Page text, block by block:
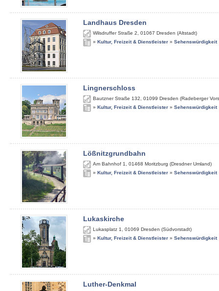
Landhaus Dresden
Wilsdruffer Straße 2 01067 Dresden (Altstadt)
» Kultur, Freizeit & Dienstleister » Sehenswürdigkeit
Lingnerschloss
Bautzner Straße 132 01099 Dresden (Radeberger
» Kultur, Freizeit & Dienstleister » Sehenswürdigkeit
Lößnitzgrundbahn
Am Bahnhof 1 01468 Moritzburg (Dresdner Umland)
» Kultur, Freizeit & Dienstleister » Sehenswürdigkeit
Lukaskirche
Lukasplatz 1 01069 Dresden (Südvorstadt)
» Kultur, Freizeit & Dienstleister » Sehenswürdigkeit
Luther-Denkmal